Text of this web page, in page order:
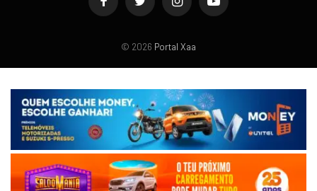
FacebookTwitter InstagramYouTube
© 2026 Portal Xaa